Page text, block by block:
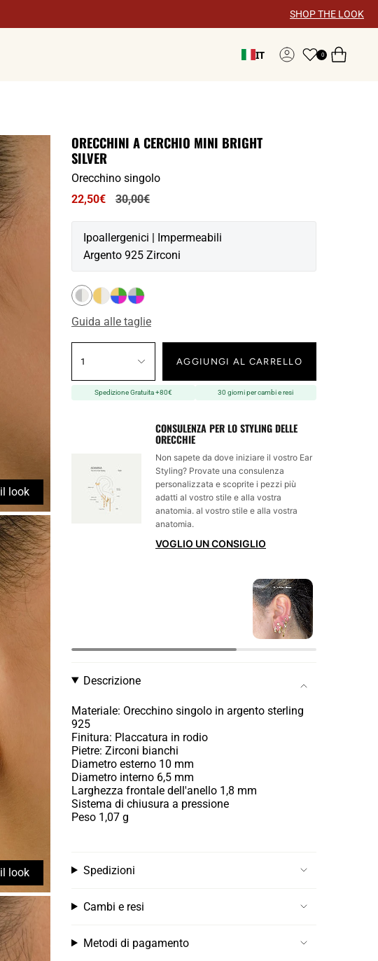
SHOP THE LOOK
IT Account
0
look
look
×
ORECCHINI A CERCHIO MINI BRIGHT
SILVER
Orecchino singolo
22,50€
Prezzo
30,00€
Ipoallergenici | Impermeabili
Argento 925 Zirconi
Guida alle taglie
1 AGGIUNGI AL CARRELLO
Spedizione Gratuita +80€ 30 giorni per cambi e resi
CONSULENZA PER LO STYLING DELLE
ORECCHIE
Non sapete da dove iniziare il vostro Ear
Styling? Provate una consulenza
personalizzata e scoprite i pezzi più
adatti al vostro stile e alla vostra
anatomia. al vostro stile e alla vostra
anatomia.
VOGLIO UN CONSIGLIO
Descrizione
Materiale: Orecchino singolo in argento sterling
925
Finitura: Placcatura in rodio
Pietre: Zirconi bianchi
Diametro esterno 10 mm
Diametro interno 6,5 mm
Larghezza frontale dell'anello 1,8 mm
Sistema di chiusura a pressione
Peso 1,07 g
Spedizioni
Cambi e resi
Metodi di pagamento